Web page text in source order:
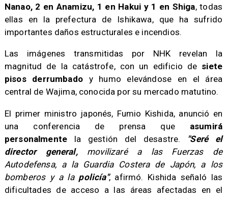
Nanao, 2 en Anamizu, 1 en Hakui y 1 en Shiga, todas
ellas en la prefectura de Ishikawa, que ha sufrido
importantes daños estructurales e incendios.
​Las imágenes transmitidas por NHK revelan la
magnitud de la catástrofe, con un edificio de siete
pisos derrumbadoy humo elevándose en el área
central de Wajima, conocida por su mercado matutino.
​El primer ministro japonés, Fumio Kishida, anunció en
una conferencia de prensa que asumirá
personalmente la gestión del desastre. "Seré el
director general,movilizaré a las Fuerzas de
Autodefensa, a la Guardia Costera de Japón, a los
bomberos y a la policía", afirmó. Kishida señaló las
dificultades de acceso a las áreas afectadas en el